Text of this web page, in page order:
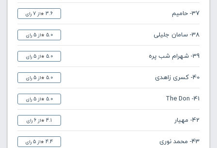
37- حامیم 3.6 از 7 رای
38- سامان جلیلی 5.0 از 5 رای
39- شهرام شب پره 5.0 از 5 رای
40- کسری زاهدی 5.0 از 5 رای
41- The Don
5.0 از 5 رای
42- مهیار 4.1 از 6 رای
43- محمد نوری 4.4 از 5 رای